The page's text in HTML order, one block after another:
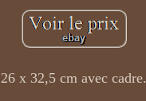
26 x 32,5 cm avec cadre.